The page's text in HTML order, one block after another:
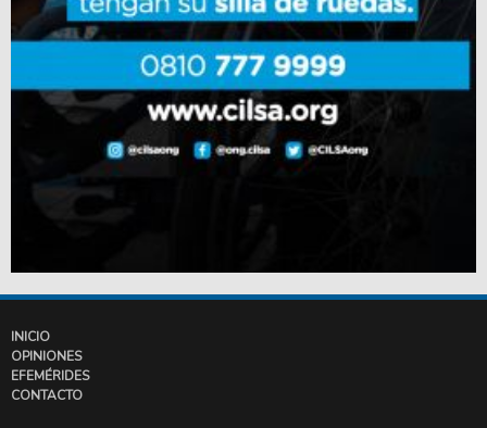
INICIO
OPINIONES
EFEMÉRIDES
CONTACTO